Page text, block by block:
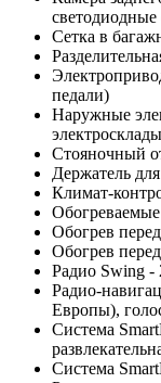
Сетка в
педали)
Наружные
Стояночный
Держатель
Климат-
Обогрев
Обогрев
Радио Swing -
Радио-
Европы),
Система
Система